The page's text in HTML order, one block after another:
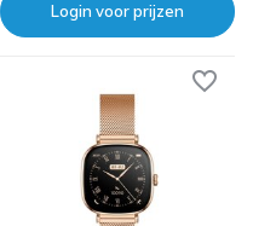
Login voor prijzen